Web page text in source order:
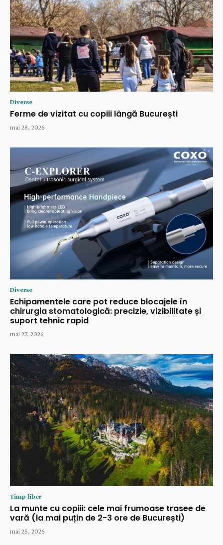
Diverse
Ferme de vizitat cu copiii lângă București
mai 28, 2026
Diverse
Echipamentele care pot reduce blocajele în
chirurgia stomatologică: precizie, vizibilitate și
suport tehnic rapid
mai 27, 2026
Timp liber
La munte cu copiii: cele mai frumoase trasee de
vară (la mai puțin de 2-3 ore de București)
mai 25, 2026